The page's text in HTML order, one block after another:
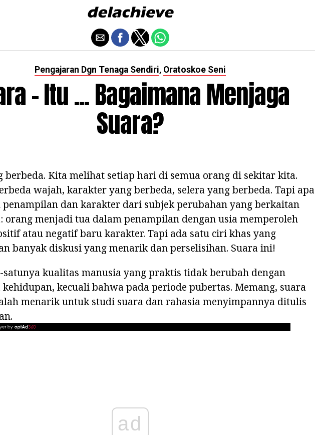
Pengajaran Dgn Tenaga Sendiri, Oratoskoe Seni
- Itu ... Bagaimana Menjaga
Suara?
berbeda. Kita melihat setiap hari di semua orang di sekitar kita.
wajah, karakter yang berbeda, selera yang berbeda. Tapi apa
dan karakter dari subjek perubahan yang berkaitan
orang menjadi tua dalam penampilan dengan usia memperoleh
atau negatif baru karakter. Tapi ada satu ciri khas yang
banyak diskusi yang menarik dan perselisihan. Suara ini!
satunya kualitas manusia yang praktis tidak berubah dengan
kecuali bahwa pada periode pubertas. Memang, suara
menarik untuk studi suara dan rahasia menyimpannya ditulis
ad